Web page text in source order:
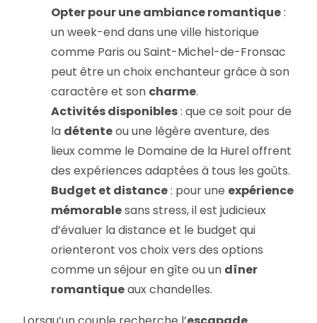
Opter pour une ambiance romantique:
un week-end dans une ville historique
comme Paris ou Saint-Michel-de-Fronsac
peut être un choix enchanteur grâce à son
caractère et son charme.
Activités disponibles: que ce soit pour de
la détenteou une légère aventure, des
lieux comme le Domaine de la Hurel offrent
des expériences adaptées à tous les goûts.
Budget et distance: pour une expérience
mémorablesans stress, il est judicieux
d’évaluer la distance et le budget qui
orienteront vos choix vers des options
comme un séjour en gîte ou un dîner
romantiqueaux chandelles.